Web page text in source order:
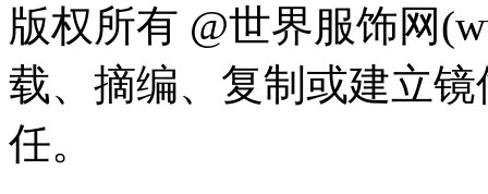
版权所有 @世界服饰网
载、摘编、复制或建立
任。